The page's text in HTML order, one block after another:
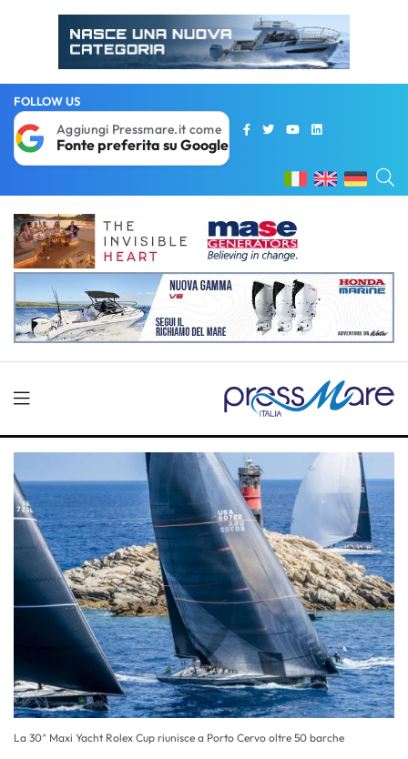
FOLLOW US
Aggiungi Pressmare.it come
Fonte preferita su Google
La 30^ Maxi Yacht Rolex Cup riunisce a Porto Cervo oltre 50 barche